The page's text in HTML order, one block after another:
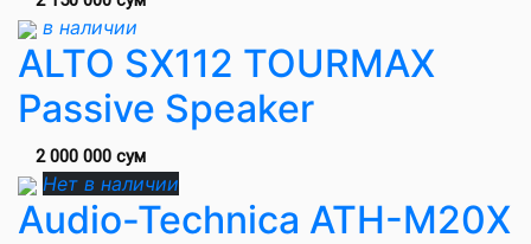
в наличии
ALTO SX112 TOURMAX
Passive Speaker
2 000 000 сум
Нет в наличии
Audio-Technica ATH-M20X